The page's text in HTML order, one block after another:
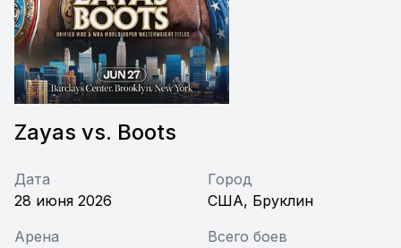
Zayas vs. Boots
Дата
28 июня 2026
Город
США, Бруклин
Арена
Всего боев